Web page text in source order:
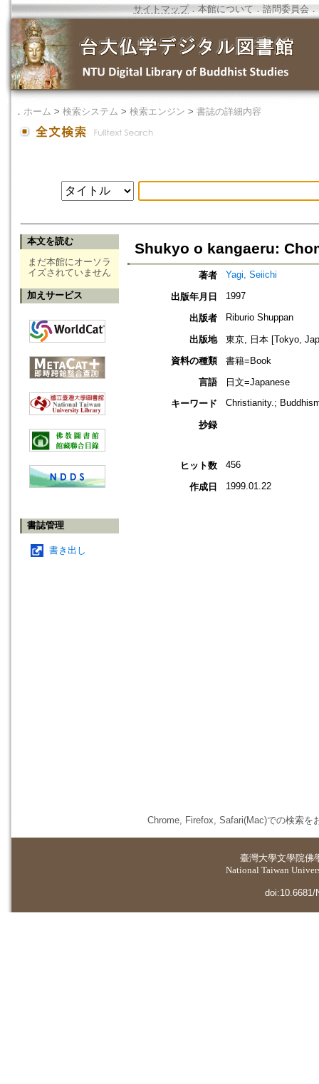
サイトマップ．本館について ． 諮問委員会 ．
． ホーム > 検索システム > 検索エンジン > 書誌の詳細内容
本文を読む
まだ本館にオーソラ
イズされていません
加えサービス
書誌管理
書き出し
Shukyo o kangaeru:
著者 Yagi, Seiichi
出版年月日 1997
出版者 Riburio Shuppan
出版地
東京, 日本 [Tokyo,
資料の種類
書籍=Book
言語
日文=Japanese
キーワード
Christianity.;
抄録
ヒット数 456
作成日 1999.01.22
Chrome, Firefox, Safari(Mac)での検索を
臺灣大學文學院佛
National Taiwan
doi:10.6681/